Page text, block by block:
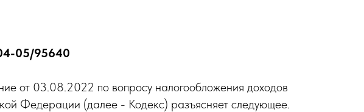
05/95640
от 03.08.2022 по вопросу налогообложения доходов
Федерации (далее - Кодекс) разъясняет следующее.